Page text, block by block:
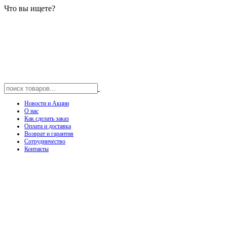
Что вы ищете?
Новости и Акции
О нас
Как сделать заказ
Оплата и доставка
Возврат и гарантия
Сотрудничество
Контакты